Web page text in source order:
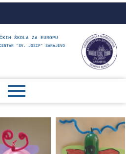
ŠKOLA ZA EUROPU
"SV. JOSIP" SARAJEVO